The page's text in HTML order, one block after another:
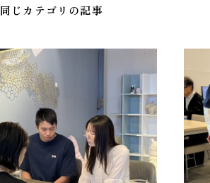
同じカテゴリの記事